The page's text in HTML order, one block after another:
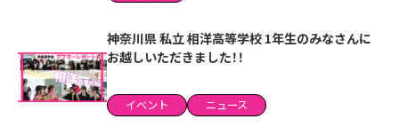
神奈川県 私立 相洋高等学校 1年生のみなさんに
お越しいただきました！！
イベント ニュース